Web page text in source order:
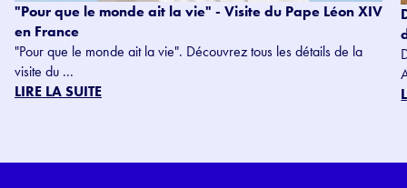
"Pour que le monde ait la vie" - Visite du Pape Léon XIV
en France
"Pour que le monde ait la vie". Découvrez tous les détails de la
visite du ...
LIRE LA SUITE